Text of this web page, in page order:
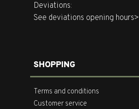
Deviations:
See deviations opening hours>
SHOPPING
Terms and conditions
Customer service